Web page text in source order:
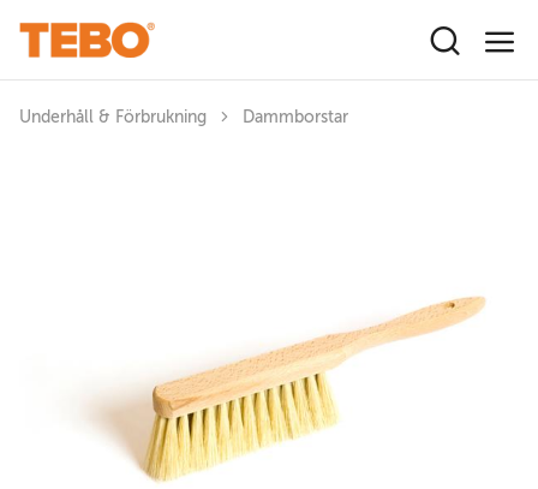
Underhåll & Förbrukning Dammborstar